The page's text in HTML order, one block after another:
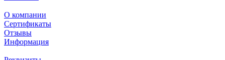
О компании
Сертификаты
Отзывы
Информация